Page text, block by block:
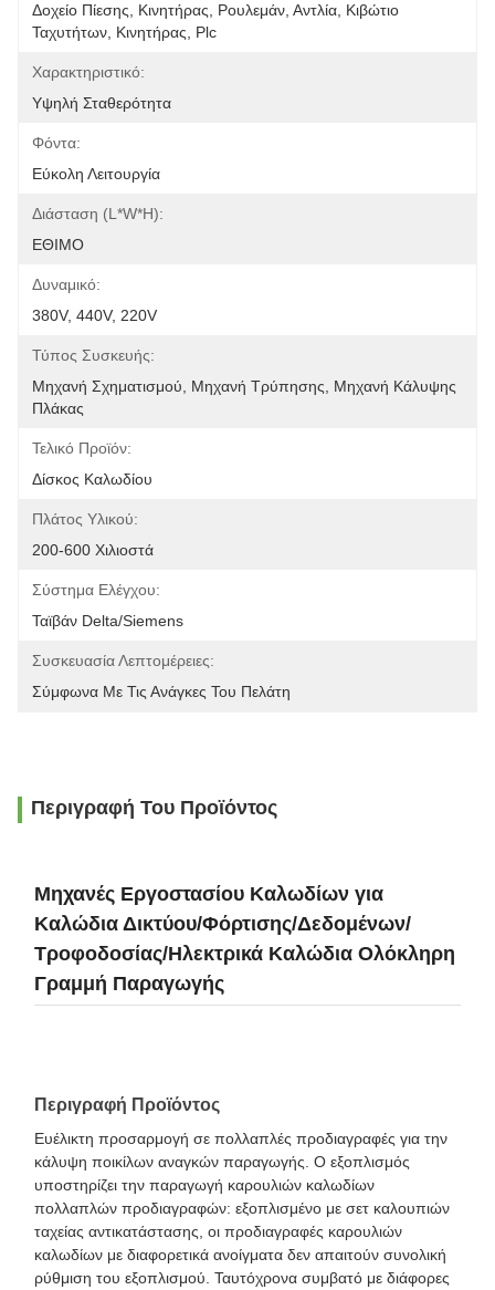
Δοχείο Πίεσης, Κινητήρας, Ρουλεμάν, Αντλία, Κιβώτιο
Ταχυτήτων, Κινητήρας, Plc
Χαρακτηριστικό:
Υψηλή Σταθερότητα
Φόντα:
Εύκολη Λειτουργία
Διάσταση (l*w*h):
ΕΘΙΜΟ
Δυναμικό:
380V, 440V, 220V
Τύπος Συσκευής:
Μηχανή Σχηματισμού, Μηχανή Τρύπησης, Μηχανή Κάλυψης
Πλάκας
Τελικό Προϊόν:
Δίσκος Καλωδίου
Πλάτος Υλικού:
200-600 Χιλιοστά
Σύστημα Ελέγχου:
Ταϊβάν Delta/Siemens
Συσκευασία Λεπτομέρειες:
Σύμφωνα Με Τις Ανάγκες Του Πελάτη
Περιγραφή Του Προϊόντος
Μηχανές Εργοστασίου Καλωδίων για
Καλώδια Δικτύου/Φόρτισης/Δεδομένων/
Τροφοδοσίας/Ηλεκτρικά Καλώδια Ολόκληρη
Γραμμή Παραγωγής
Περιγραφή Προϊόντος
Ευέλικτη προσαρμογή σε πολλαπλές προδιαγραφές για την
κάλυψη ποικίλων αναγκών παραγωγής. Ο εξοπλισμός
υποστηρίζει την παραγωγή καρουλιών καλωδίων
πολλαπλών προδιαγραφών: εξοπλισμένο με σετ καλουπιών
ταχείας αντικατάστασης, οι προδιαγραφές καρουλιών
καλωδίων με διαφορετικά ανοίγματα δεν απαιτούν συνολική
ρύθμιση του εξοπλισμού. Ταυτόχρονα συμβατό με διάφορες